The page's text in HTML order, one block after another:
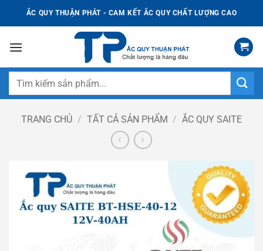
dung
ẮC QUY THUẬN PHÁT - CAM KẾT ẮC QUY CHẤT LƯỢNG CAO
Tìm
TRANG CHỦ / TẤT CẢ SẢN PHẨM / ẮC QUY SAITE